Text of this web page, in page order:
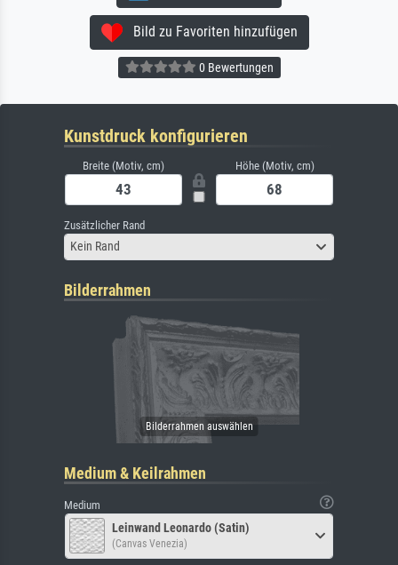
Bild zu Favoriten hinzufügen
0 Bewertungen
Kunstdruck konfigurieren
Breite (Motiv, cm) Höhe (Motiv, cm)
Zusätzlicher Rand
Kein Rand
Bilderrahmen
Medium & Keilrahmen
Medium
Leinwand Leonardo (Satin)
(Canvas Venezia)